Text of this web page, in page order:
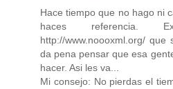
Hace tiempo que no hago ni
haces referencia.
http://www.noooxml.org/
da pena pensar que esa
hacer. Asi les va...
Mi consejo: No pierdas el